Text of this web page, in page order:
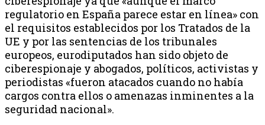
regulatorio en España parece estar en línea» con
el requisitos establecidos por los Tratados de la
UE y por las sentencias de los tribunales
europeos, eurodiputados han sido objeto de
ciberespionaje y abogados, políticos, activistas y
periodistas «fueron atacados cuando no había
cargos contra ellos o amenazas inminentes a la
seguridad nacional».